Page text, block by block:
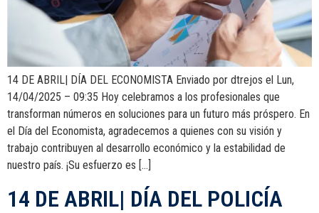
14 DE ABRIL| DÍA DEL ECONOMISTA Enviado por dtrejos el Lun,
14/04/2025 – 09:35 Hoy celebramos a los profesionales que
transforman números en soluciones para un futuro más próspero. En
el Día del Economista, agradecemos a quienes con su visión y
trabajo contribuyen al desarrollo económico y la estabilidad de
nuestro país. ¡Su esfuerzo es […]
14 DE ABRIL| DÍA DEL POLICÍA